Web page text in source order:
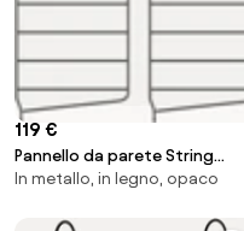
119 €
Pannello da parete String
System, larg. 20 x alt. 75 cm, in
In metallo, in legno, opaco